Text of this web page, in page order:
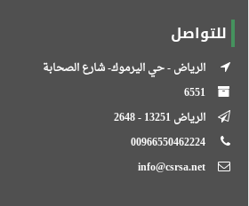
للتواصل
الرياض - حي اليرموك- شارع الصحابة
الرياض 13251 - 2648